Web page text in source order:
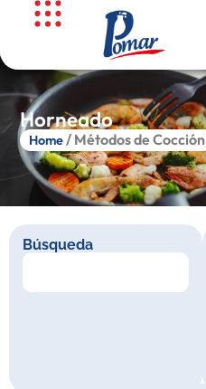
Horneado
Home / Métodos de Cocción
Búsqueda